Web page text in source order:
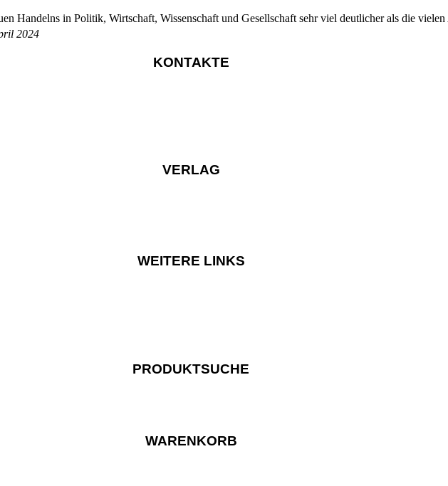
Handelns in Politik, Wirtschaft, Wissenschaft und Gesellschaft sehr viel deutlicher als die
2024
KONTAKTE
VERLAG
WEITERE LINKS
PRODUKTSUCHE
WARENKORB